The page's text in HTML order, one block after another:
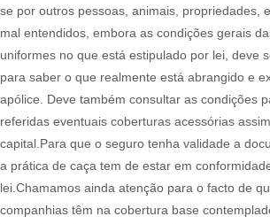
se por outros pessoas, animais, propriedades,
mal entendidos, embora as condições gerais
uniformes no que está estipulado por lei, deve
para saber o que realmente está abrangido e
apólice. Deve também consultar as condições
referidas eventuais coberturas acessórias
capital.​ Para que o seguro tenha validade a
a prática de caça tem de estar em
lei.​ Chamamos ainda atenção para o facto de
companhias têm na cobertura base